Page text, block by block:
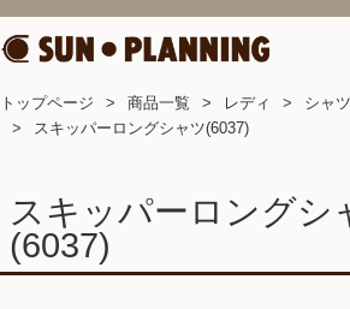
トップページ 商品一覧 レディ
シャ
スキッパーロングシャツ(6037)
スキッパーロングシ
(6037)